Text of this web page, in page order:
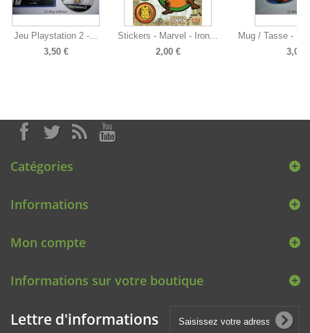
Jeu Playstation 2 -...
3,50 €
Stickers - Marvel - Iron...
2,00 €
Mug / Tasse -
3,00
Catégories
Informations
Mon compte
Informations sur votre boutique
Lettre d'informations